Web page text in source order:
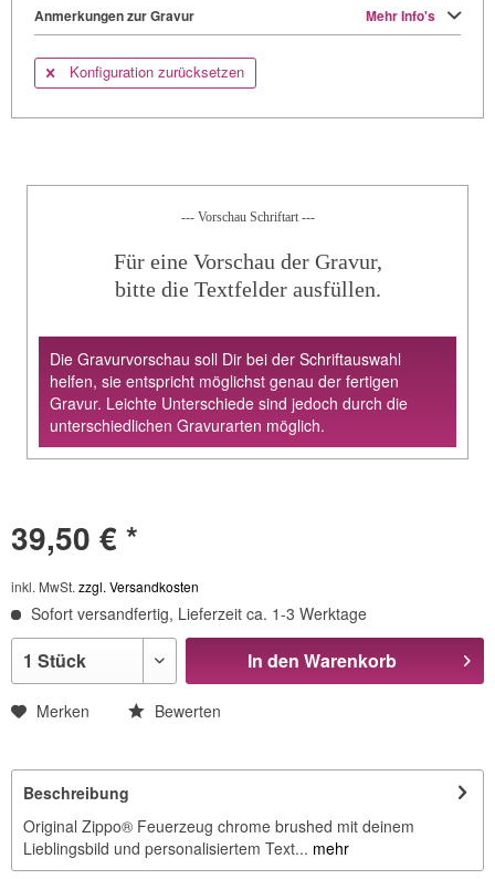
Anmerkungen zur Gravur Mehr Info's
Konfiguration zurücksetzen
--- Vorschau Schriftart ---
Für eine Vorschau der Gravur,
bitte die Textfelder ausfüllen.
Die Gravurvorschau soll Dir bei der Schriftauswahl
helfen, sie entspricht möglichst genau der fertigen
Gravur. Leichte Unterschiede sind jedoch durch die
unterschiedlichen Gravurarten möglich.
39,50 € *
inkl. MwSt. zzgl. Versandkosten
Sofort versandfertig, Lieferzeit ca. 1-3 Werktage
In den Warenkorb
Merken Bewerten
Beschreibung
Original Zippo® Feuerzeug chrome brushed mit deinem
Lieblingsbild und personalisiertem Text... mehr